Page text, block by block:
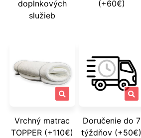
doplnkových
služieb
(+60€)
Vrchný matrac
TOPPER (+110€)
Doručenie do 7
týždňov (+50€)